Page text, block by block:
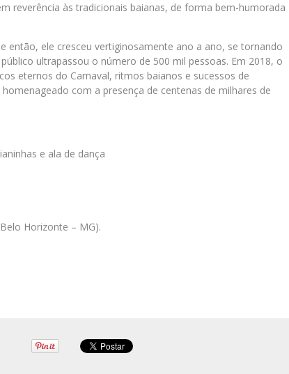
reverência às tradicionais baianas, de forma bem-humorada
então, ele cresceu vertiginosamente ano a ano, se tornando
ultrapassou o número de 500 mil pessoas. Em 2018, o
eternos do Carnaval, ritmos baianos e sucessos de
com a presença de centenas de milhares de
e ala de dança
Horizonte – MG).